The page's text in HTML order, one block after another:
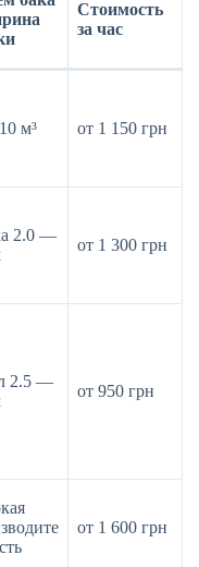
Стоимость
за час
м³ от 1 150 грн
2.0 —
от 1 300 грн
2.5 —
от 950 грн
от 1 600 грн